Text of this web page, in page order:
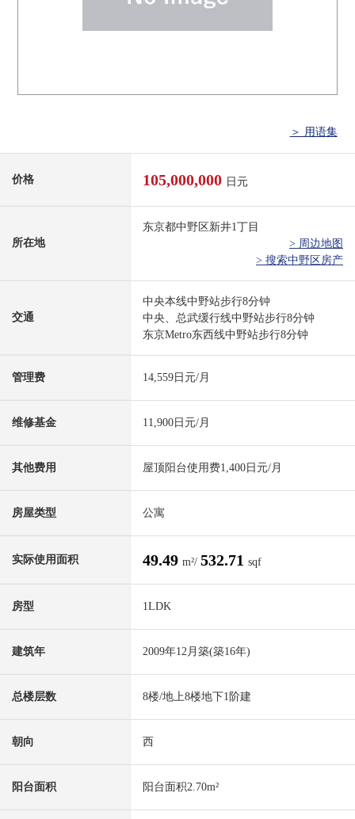
＞ 用语集
价格 105,000,000 日元
所在地
东京都中野区新井1丁目
> 周边地图
> 搜索中野区房产
交通
中央本线中野站步行8分钟
中央、总武缓行线中野站步行8分钟
东京Metro东西线中野站步行8分钟
管理费 14,559日元/月
维修基金 11,900日元/月
其他费用 屋顶阳台使用费1,400日元/月
房屋类型 公寓
实际使用面积 49.49 m²/ 532.71 sqf
房型 1LDK
建筑年 2009年12月築(築16年)
总楼层数 8楼/地上8楼地下1阶建
朝向 西
阳台面积 阳台面积2.70m²